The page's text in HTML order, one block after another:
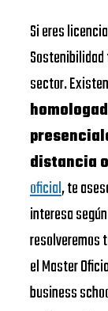
Si eres
sector.
distancia
oficial, te
interesa
resolveremos
el Master
business